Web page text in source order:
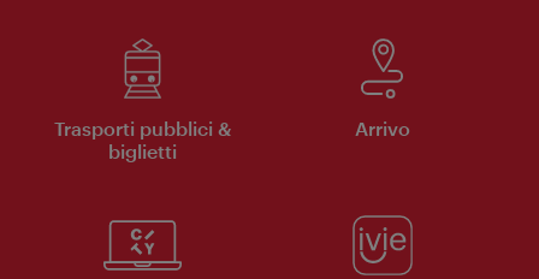
Trasporti pubblici &
biglietti
Arrivo